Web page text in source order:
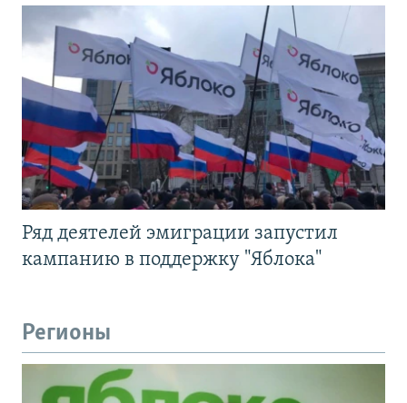
Ряд деятелей эмиграции запустил
кампанию в поддержку "Яблока"
Регионы